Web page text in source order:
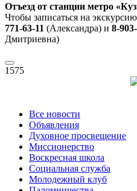
Отъезд от станции метро
Чтобы записаться на
771-63-11 (Александра) и 8-
Дмитриевна)
1575
Все новости
Объявления
Духовное просвещение
Миссионерство
Воскресная школа
Социальная служба
Молодежный клуб